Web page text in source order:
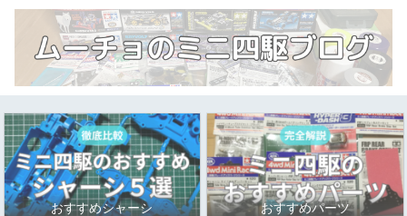
おすすめシャーシ おすすめパーツ